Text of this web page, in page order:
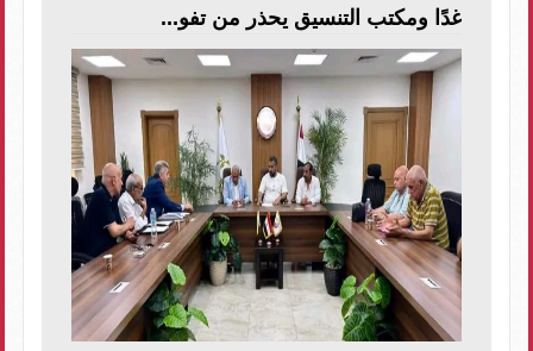
غدًا ومكتب التنسيق يحذر من تفو...